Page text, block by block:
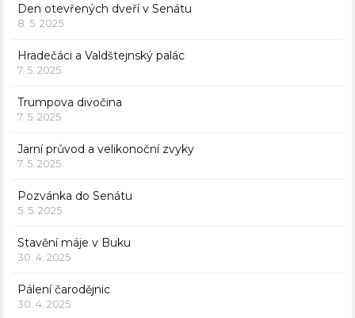
Den otevřených dveří v Senátu
8. 5. 2025
Hradečáci a Valdštejnský palác
7. 5. 2025
Trumpova divočina
7. 5. 2025
Jarní průvod a velikonoční zvyky
7. 5. 2025
Pozvánka do Senátu
5. 5. 2025
Stavění máje v Buku
30. 4. 2025
Pálení čarodějnic
30. 4. 2025